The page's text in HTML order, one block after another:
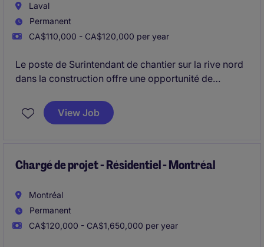
Laval
Permanent
CA$110,000 - CA$120,000 per year
Le poste de Surintendant de chantier sur la rive nord
dans la construction offre une opportunité de
serez responsable de gérer les opérations sur le
chantier tout en assurant le respect des échéanciers
View Job
Chargé de projet - Résidentiel - Montréal
Montréal
Permanent
CA$120,000 - CA$1,650,000 per year